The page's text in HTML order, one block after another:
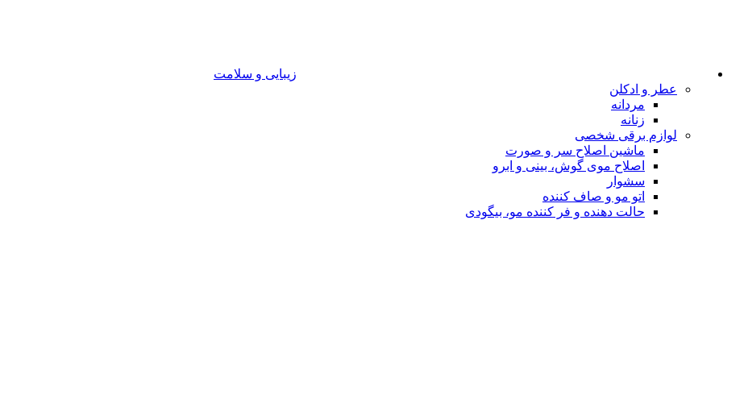
زیبایی و سلامت
عطر و ادکلن
مردانه
زنانه
لوازم برقی شخصی
ماشین اصلاح سر و صورت
اصلاح موی گوش، بینی و ابرو
سشوار
اتو مو و صاف کننده
حالت دهنده و فر کننده مو، بیگودی